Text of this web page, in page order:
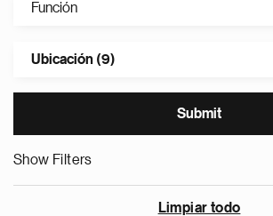
Función
Ubicación (9)
Show Filters
Limpiar todo